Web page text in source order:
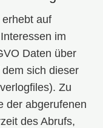
auf
im
Daten über
sich dieser
Zu
der abgerufenen
des Abrufs,